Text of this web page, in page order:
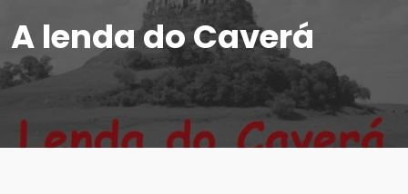
A lenda do Caverá